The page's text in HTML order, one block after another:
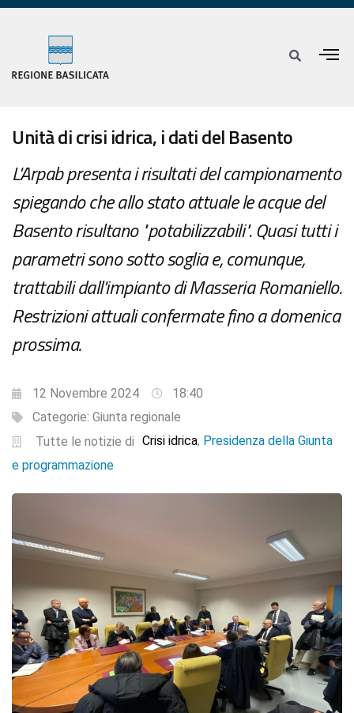
Unità di crisi idrica, i dati del Basento
L'Arpab presenta i risultati del campionamento
spiegando che allo stato attuale le acque del
Basento risultano "potabilizzabili". Quasi tutti i
parametri sono sotto soglia e, comunque,
trattabili dall'impianto di Masseria Romaniello.
Restrizioni attuali confermate fino a domenica
prossima.
12 Novembre 2024
18:40
Categorie: Giunta regionale
Tutte le notizie di Crisi idrica, Presidenza della Giunta
e programmazione